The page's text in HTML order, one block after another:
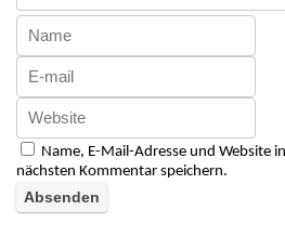
Name, E-Mail-Adresse und Website
nächsten Kommentar speichern.